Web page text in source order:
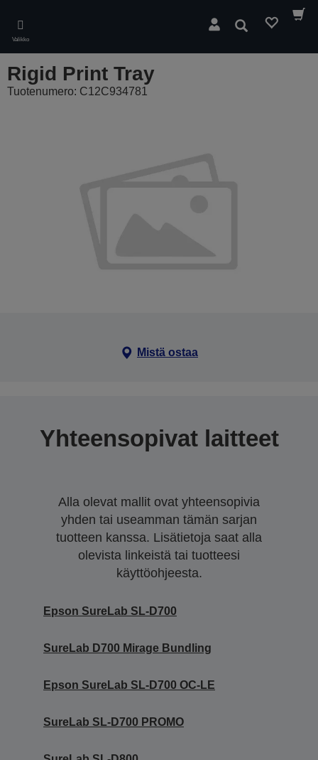
main
content
Valikko
Hae
Rigid Print Tray
Tuotenumero: C12C934781
Mistä ostaa
Yhteensopivat laitteet
Alla olevat mallit ovat yhteensopivia
yhden tai useamman tämän sarjan
tuotteen kanssa. Lisätietoja saat alla
olevista linkeistä tai tuotteesi
käyttöohjeesta.
Epson SureLab SL-D700
SureLab D700 Mirage Bundling
Epson SureLab SL-D700 OC-LE
SureLab SL-D700 PROMO